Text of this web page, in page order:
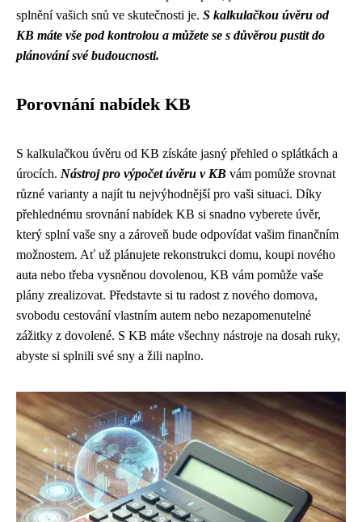
splnění vašich snů ve skutečnosti je. S kalkulačkou úvěru od
KB máte vše pod kontrolou a můžete se s důvěrou pustit do
plánování své budoucnosti.
Porovnání nabídek KB
S kalkulačkou úvěru od KB získáte jasný přehled o splátkách a
úrocích. Nástroj pro výpočet úvěru v KB vám pomůže srovnat
různé varianty a najít tu nejvýhodnější pro vaši situaci. Díky
přehlednému srovnání nabídek KB si snadno vyberete úvěr,
který splní vaše sny a zároveň bude odpovídat vašim finančním
možnostem. Ať už plánujete rekonstrukci domu, koupi nového
auta nebo třeba vysněnou dovolenou, KB vám pomůže vaše
plány zrealizovat. Představte si tu radost z nového domova,
svobodu cestování vlastním autem nebo nezapomenutelné
zážitky z dovolené. S KB máte všechny nástroje na dosah ruky,
abyste si splnili své sny a žili naplno.